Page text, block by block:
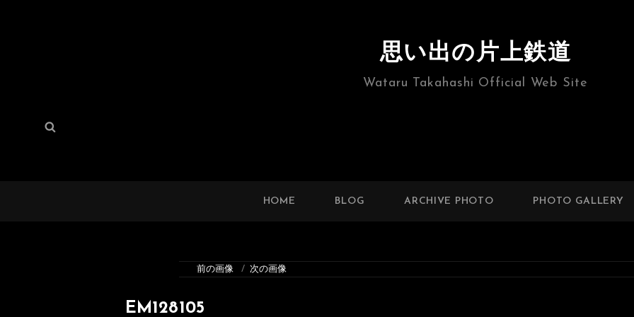
思い出の片上鉄道
Wataru Takahashi Official Web Site
検
HOME BLOG ARCHIVE PHOTO PHOTO GALLERY
前の画像 次の画像
EM128105